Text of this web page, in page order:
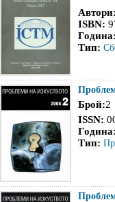
ISBN:
Тип:
Брой:2
ISSN:
Тип: